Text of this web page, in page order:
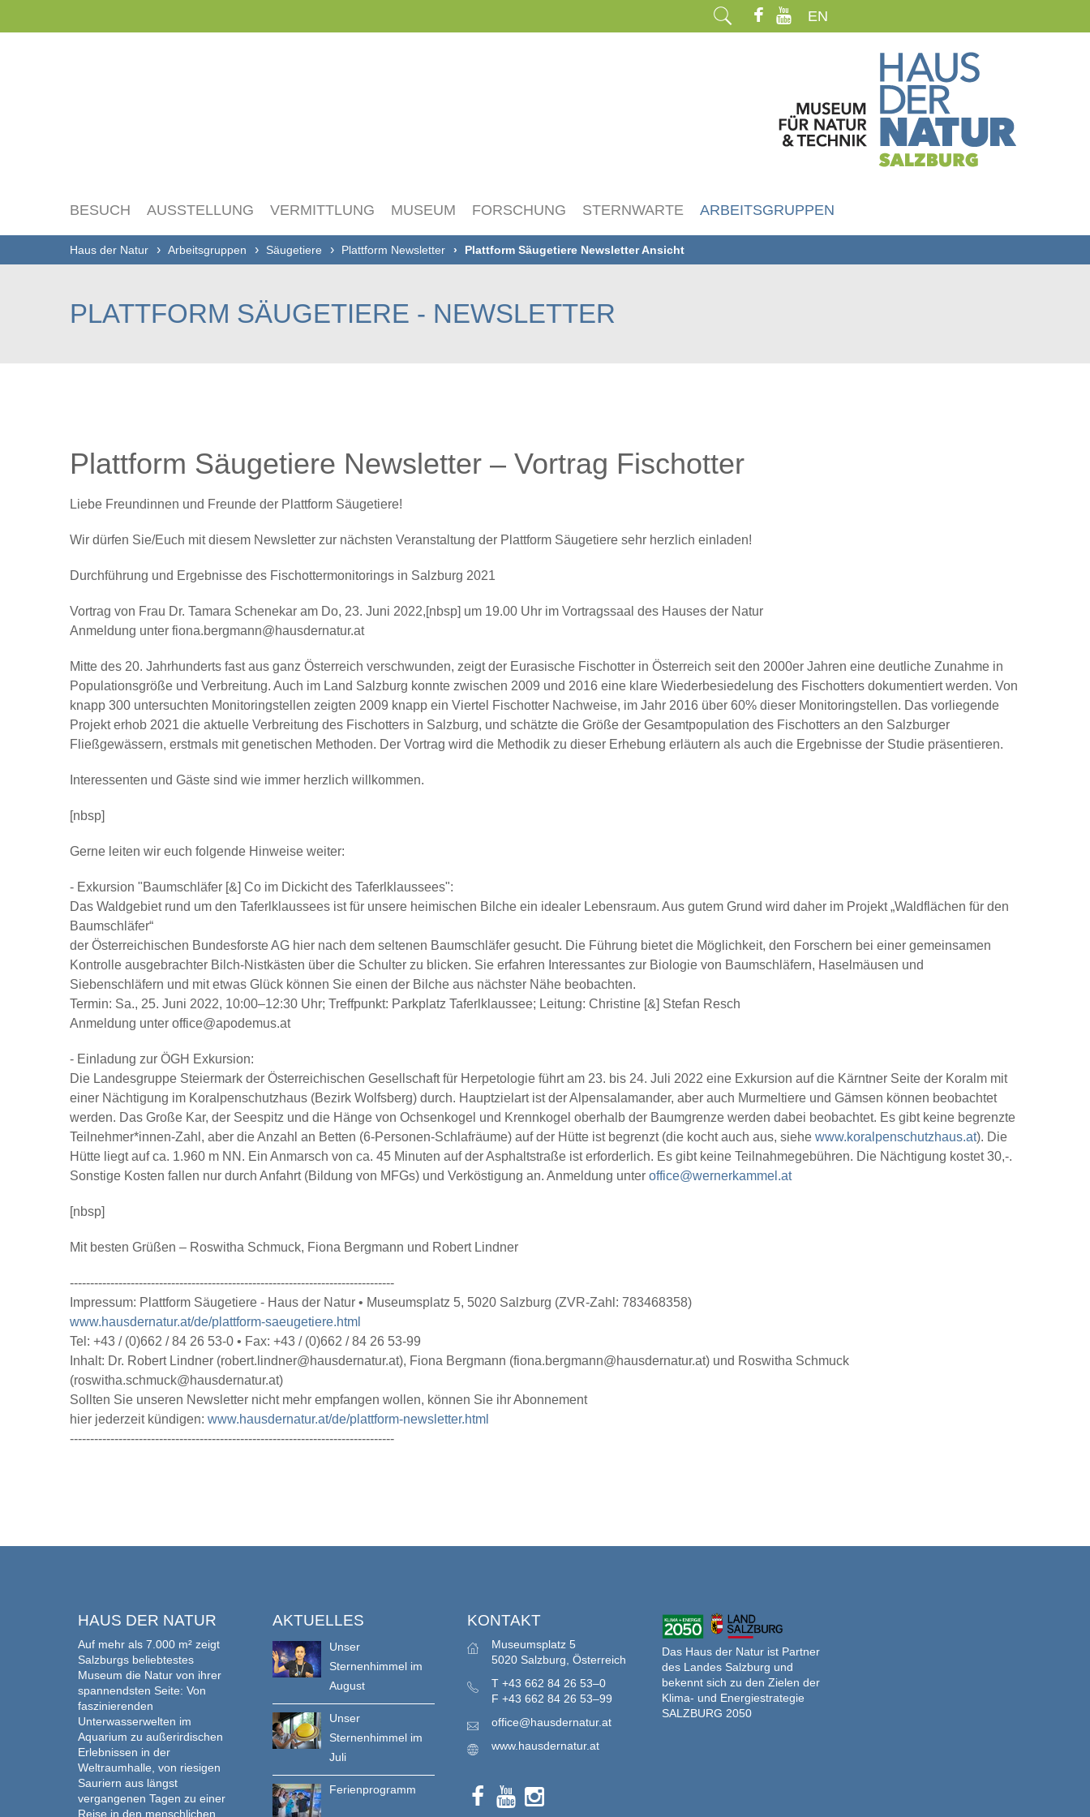
EN
BESUCH AUSSTELLUNG VERMITTLUNG MUSEUM FORSCHUNG STERNWARTE ARBEITSGRUPPEN
Haus der Natur Arbeitsgruppen Säugetiere Plattform Newsletter Plattform Säugetiere Newsletter Ansicht
PLATTFORM SÄUGETIERE - NEWSLETTER
Plattform Säugetiere Newsletter – Vortrag Fischotter
Liebe Freundinnen und Freunde der Plattform Säugetiere!
Wir dürfen Sie/Euch mit diesem Newsletter zur nächsten Veranstaltung der Plattform Säugetiere sehr herzlich einladen!
Durchführung und Ergebnisse des Fischottermonitorings in Salzburg 2021
Vortrag von Frau Dr. Tamara Schenekar am Do, 23. Juni 2022,[nbsp] um 19.00 Uhr im Vortragssaal des Hauses der Natur
Anmeldung unter fiona.bergmann@hausdernatur.at
Mitte des 20. Jahrhunderts fast aus ganz Österreich verschwunden, zeigt der Eurasische Fischotter in Österreich seit den 2000er Jahren eine deutliche Zunahme in
Populationsgröße und Verbreitung. Auch im Land Salzburg konnte zwischen 2009 und 2016 eine klare Wiederbesiedelung des Fischotters dokumentiert werden. Von
knapp 300 untersuchten Monitoringstellen zeigten 2009 knapp ein Viertel Fischotter Nachweise, im Jahr 2016 über 60% dieser Monitoringstellen. Das vorliegende
Projekt erhob 2021 die aktuelle Verbreitung des Fischotters in Salzburg, und schätzte die Größe der Gesamtpopulation des Fischotters an den Salzburger
Fließgewässern, erstmals mit genetischen Methoden. Der Vortrag wird die Methodik zu dieser Erhebung erläutern als auch die Ergebnisse der Studie präsentieren.
Interessenten und Gäste sind wie immer herzlich willkommen.
[nbsp]
Gerne leiten wir euch folgende Hinweise weiter:
- Exkursion "Baumschläfer [&] Co im Dickicht des Taferlklaussees":
Das Waldgebiet rund um den Taferlklaussees ist für unsere heimischen Bilche ein idealer Lebensraum. Aus gutem Grund wird daher im Projekt „Waldflächen für den
Baumschläfer“
der Österreichischen Bundesforste AG hier nach dem seltenen Baumschläfer gesucht. Die Führung bietet die Möglichkeit, den Forschern bei einer gemeinsamen
Kontrolle ausgebrachter Bilch-Nistkästen über die Schulter zu blicken. Sie erfahren Interessantes zur Biologie von Baumschläfern, Haselmäusen und
Siebenschläfern und mit etwas Glück können Sie einen der Bilche aus nächster Nähe beobachten.
Termin: Sa., 25. Juni 2022, 10:00–12:30 Uhr; Treffpunkt: Parkplatz Taferlklaussee; Leitung: Christine [&] Stefan Resch
Anmeldung unter office@apodemus.at
- Einladung zur ÖGH Exkursion:
Die Landesgruppe Steiermark der Österreichischen Gesellschaft für Herpetologie führt am 23. bis 24. Juli 2022 eine Exkursion auf die Kärntner Seite der Koralm mit
einer Nächtigung im Koralpenschutzhaus (Bezirk Wolfsberg) durch. Hauptzielart ist der Alpensalamander, aber auch Murmeltiere und Gämsen können beobachtet
werden. Das Große Kar, der Seespitz und die Hänge von Ochsenkogel und Krennkogel oberhalb der Baumgrenze werden dabei beobachtet. Es gibt keine begrenzte
Teilnehmer*innen-Zahl, aber die Anzahl an Betten (6-Personen-Schlafräume) auf der Hütte ist begrenzt (die kocht auch aus, siehe www.koralpenschutzhaus.at). Die
Hütte liegt auf ca. 1.960 m NN. Ein Anmarsch von ca. 45 Minuten auf der Asphaltstraße ist erforderlich. Es gibt keine Teilnahmegebühren. Die Nächtigung kostet 30,-.
Sonstige Kosten fallen nur durch Anfahrt (Bildung von MFGs) und Verköstigung an. Anmeldung unter office@wernerkammel.at
[nbsp]
Mit besten Grüßen – Roswitha Schmuck, Fiona Bergmann und Robert Lindner
--------------------------------------------------------------------------------
Impressum: Plattform Säugetiere - Haus der Natur • Museumsplatz 5, 5020 Salzburg (ZVR-Zahl: 783468358)
www.hausdernatur.at/de/plattform-saeugetiere.html
Tel: +43 / (0)662 / 84 26 53-0 • Fax: +43 / (0)662 / 84 26 53-99
Inhalt: Dr. Robert Lindner (robert.lindner@hausdernatur.at), Fiona Bergmann (fiona.bergmann@hausdernatur.at) und Roswitha Schmuck
(roswitha.schmuck@hausdernatur.at)
Sollten Sie unseren Newsletter nicht mehr empfangen wollen, können Sie ihr Abonnement
hier jederzeit kündigen: www.hausdernatur.at/de/plattform-newsletter.html
--------------------------------------------------------------------------------
HAUS DER NATUR
Auf mehr als 7.000 m² zeigt
Salzburgs beliebtestes
Museum die Natur von ihrer
spannendsten Seite: Von
faszinierenden
Unterwasserwelten im
Aquarium zu außerirdischen
Erlebnissen in der
Weltraumhalle, von riesigen
Sauriern aus längst
vergangenen Tagen zu einer
Reise in den menschlichen
AKTUELLES
Unser
Sternenhimmel im
August
Unser
Sternenhimmel im
Juli
Ferienprogramm
KONTAKT
Museumsplatz 5
5020 Salzburg, Österreich
T +43 662 84 26 53–0
F +43 662 84 26 53–99
office@hausdernatur.at
www.hausdernatur.at
Das Haus der Natur ist Partner
des Landes Salzburg und
bekennt sich zu den Zielen der
Klima- und Energiestrategie
SALZBURG 2050